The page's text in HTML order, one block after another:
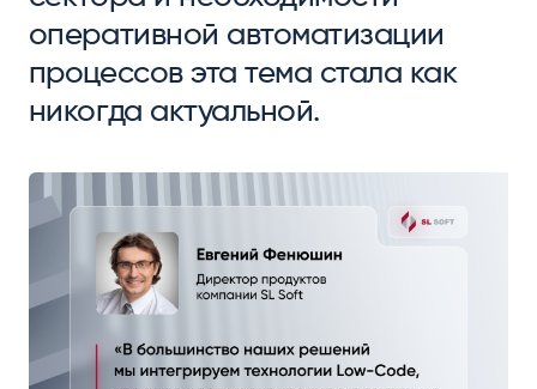
оперативной автоматизации
процессов эта тема стала как
никогда актуальной.